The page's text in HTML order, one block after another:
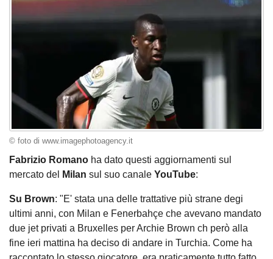
© foto di www.imagephotoagency.it
Fabrizio Romano ha dato questi aggiornamenti sul
mercato del
Milan sul suo canale YouTube:
Su Brown: "E' stata una delle trattative più strane degi
ultimi anni, con Milan e Fenerbahçe che avevano mandato
due jet privati a Bruxelles per Archie Brown ch però alla
fine ieri mattina ha deciso di andare in Turchia. Come ha